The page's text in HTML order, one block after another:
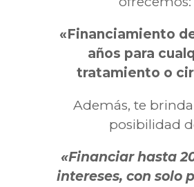
«Financiamiento
años para
tratamiento o
Además, te
posibilidad
«Financiar hasta
intereses, con solo